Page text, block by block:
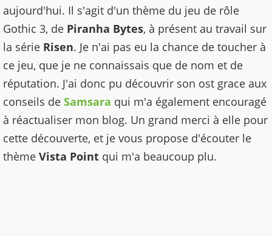
aujourd'hui. Il s'agit d'un thème du jeu de rôle
Gothic 3, de Piranha Bytes, à présent au travail sur
la série Risen. Je n'ai pas eu la chance de toucher à
ce jeu, que je ne connaissais que de nom et de
réputation. J'ai donc pu découvrir son ost grace aux
conseils de Samsara qui m'a également encouragé
à réactualiser mon blog. Un grand merci à elle pour
cette découverte, et je vous propose d'écouter le
thème Vista Point qui m'a beaucoup plu.